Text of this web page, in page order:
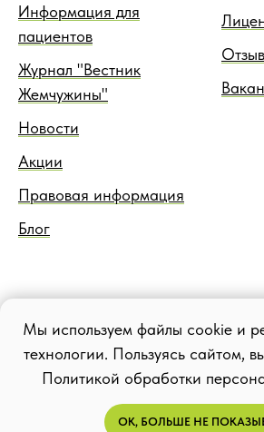
Информация для
пациентов
Журнал "Вестник
Жемчужины"
Новости
Акции
Правовая информация
Блог
Мы используем файлы cookie и
технологии. Пользуясь сайтом,
Политикой обработки
ОК, БОЛЬШЕ НЕ